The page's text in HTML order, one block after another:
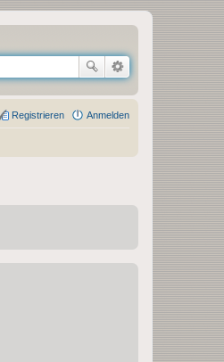
Anmelden
Registrieren